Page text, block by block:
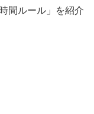
間ルール」を紹介